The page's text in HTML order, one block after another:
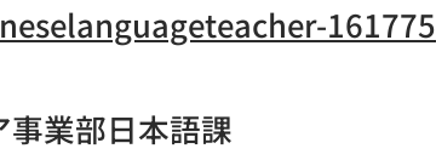
161775
業部日本語課